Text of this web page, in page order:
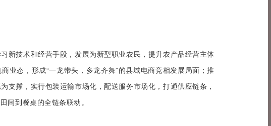
新技术和经营手段，发展为新型职业农民，提升农产品经营主体
业态，形成“一龙带头，多龙齐舞”的县域电商竞相发展局面；推
撑，实行包装运输市场化，配送服务市场化，打通供应链条，
间到餐桌的全链条联动。